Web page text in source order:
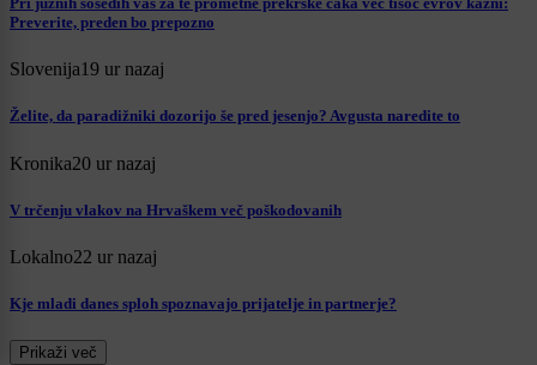
Preverite, preden bo prepozno
Slovenija19 ur nazaj
Želite, da paradižniki dozorijo še pred jesenjo? Avgusta naredite to
Kronika20 ur nazaj
V trčenju vlakov na Hrvaškem več poškodovanih
Lokalno22 ur nazaj
Kje mladi danes sploh spoznavajo prijatelje in partnerje?
Prikaži več